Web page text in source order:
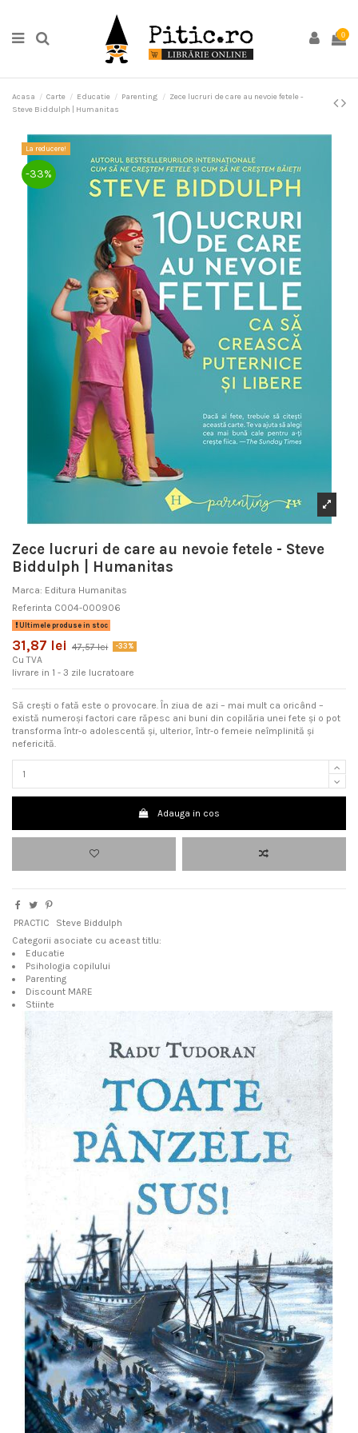
0
Acasa Carte Educatie Parenting
Zece lucruri de care au nevoie fetele -
Steve Biddulph | Humanitas
La reducere!
-33%
Zece lucruri de care au nevoie fetele - Steve
Biddulph | Humanitas
Marca: Editura Humanitas
Referinta C004-000906
Ultimele produse in stoc
31,87 lei 47,57 lei -33%
Cu TVA
livrare in 1 - 3 zile lucratoare
Să crești o fată este o provocare. În ziua de azi – mai mult ca oricând –
există numeroși factori care răpesc ani buni din copilăria unei fete și o pot
transforma într-o adolescentă și, ulterior, într-o femeie neîmplinită și
nefericită.
Adauga in cos
PRACTIC
Steve Biddulph
Categorii asociate cu aceast titlu:
Educatie
Psihologia copilului
Parenting
Discount MARE
Stiinte